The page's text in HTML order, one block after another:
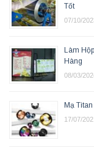
Tốt
07/10/
Làm
Hàng
08/03/
Mạ
17/07/